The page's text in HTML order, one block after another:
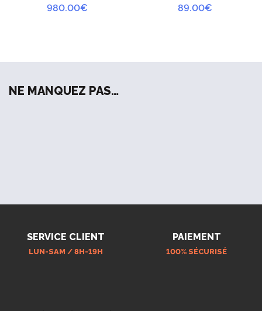
980.00€ 89.00€
NE MANQUEZ PAS…
SERVICE CLIENT
LUN-SAM / 8H-19H
PAIEMENT
100% SÉCURISÉ